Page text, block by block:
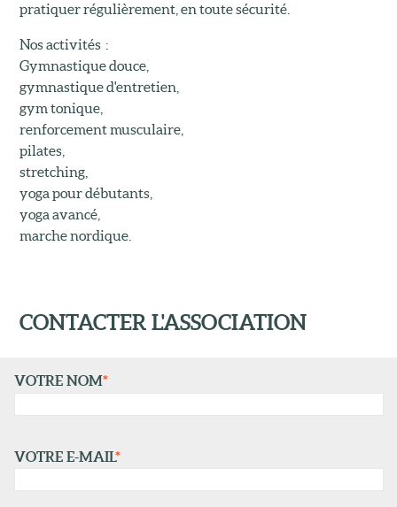
pratiquer régulièrement, en toute sécurité.
Nos activités :
Gymnastique douce,
gymnastique d'entretien,
gym tonique,
renforcement musculaire,
pilates,
stretching,
yoga pour débutants,
yoga avancé,
marche nordique.
CONTACTER L'ASSOCIATION
VOTRE NOM*
VOTRE E-MAIL*